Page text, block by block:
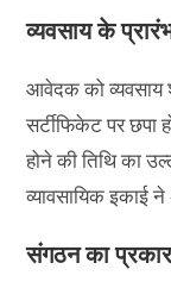
व्यवसाय के
आवेदक को व्यवसाय
सर्टीफिकेट पर छपा
होने की तिथि का
व्यावसायिक इकाई
संगठन का